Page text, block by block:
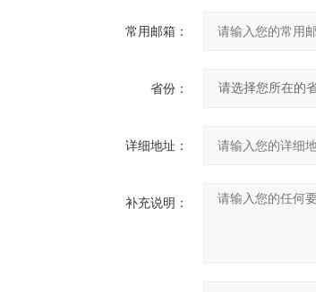
常用邮箱：
省份：
详细地址：
补充说明：